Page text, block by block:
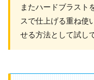
またハードブラスト
スで仕上げる重ね使
せる方法として試し